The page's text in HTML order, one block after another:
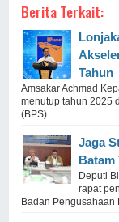
Berita Terkait:
Tahun
Amsakar Achmad
menutup tahun 2025
(BPS) ...
Jaga
Batam
Deputi
rapat
Badan Pengusahaan